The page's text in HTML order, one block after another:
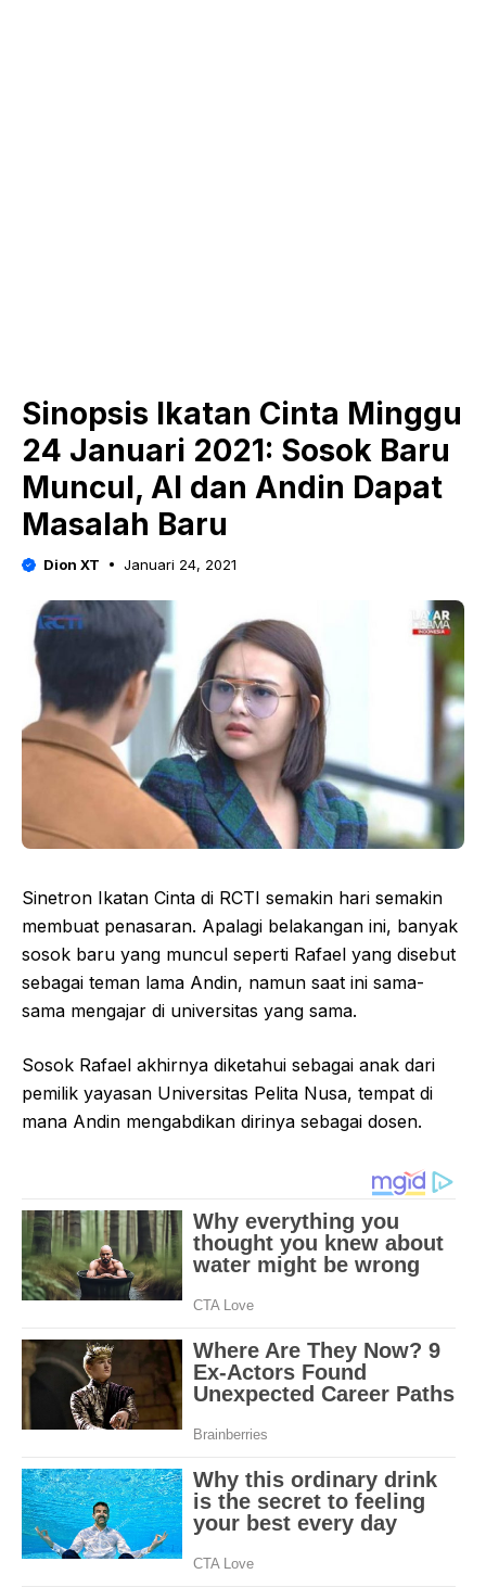
Sinopsis Ikatan Cinta Minggu
24 Januari 2021: Sosok Baru
Muncul, Al dan Andin Dapat
Masalah Baru
Dion XT Januari 24, 2021
Sinetron Ikatan Cinta di RCTI semakin hari semakin
membuat penasaran. Apalagi belakangan ini, banyak
sosok baru yang muncul seperti Rafael yang disebut
sebagai teman lama Andin, namun saat ini sama-
sama mengajar di universitas yang sama.
Sosok Rafael akhirnya diketahui sebagai anak dari
pemilik yayasan Universitas Pelita Nusa, tempat di
mana Andin mengabdikan dirinya sebagai dosen.